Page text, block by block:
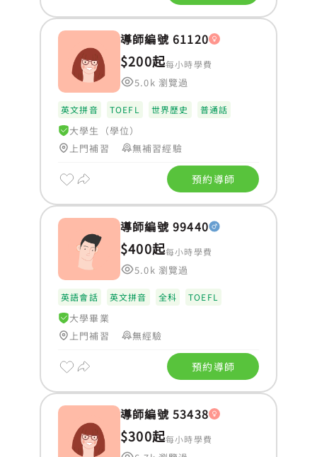
導師編號 61120
$200起每小時學費
5.0k 瀏覽過
英文拼音 TOEFL 世界歷史 普通話
大學生（學位）
上門補習
無補習經驗
預約導師
導師編號 99440
$400起每小時學費
5.0k 瀏覽過
英語會話 英文拼音 全科 TOEFL
大學畢業
上門補習
無經驗
預約導師
導師編號 53438
$300起每小時學費